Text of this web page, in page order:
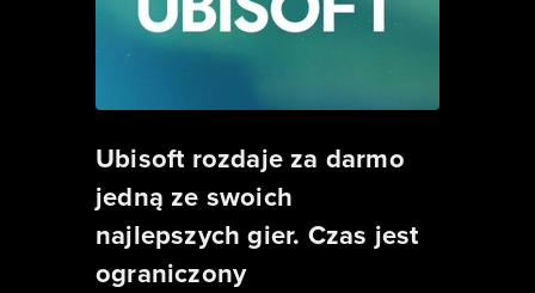
Ubisoft rozdaje za darmo
jedną ze swoich
najlepszych gier. Czas jest
ograniczony